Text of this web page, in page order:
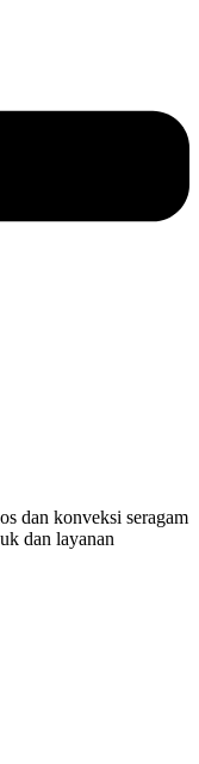
dan konveksi seragam
dan layanan